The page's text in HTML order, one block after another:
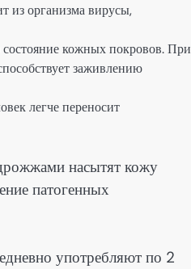
из организма вирусы,
кожных покровов. При
заживлению
легче переносит
насытят кожу
патогенных
употребляют по 2